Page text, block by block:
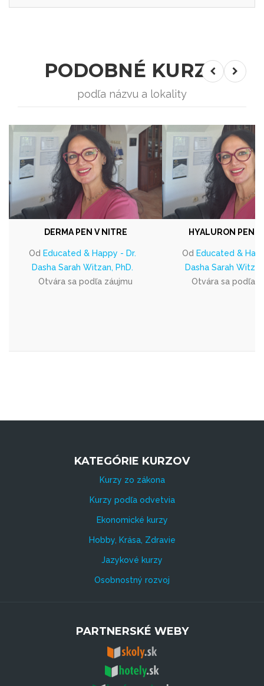
PODOBNÉ KURZY
podľa názvu a lokality
DERMA PEN V NITRE
Od Educated & Happy - Dr.
Dasha Sarah Witzan, PhD.
Otvára sa podľa záujmu
HYALURON PEN V
Od Educated &
Dasha Sarah
Otvára sa podľa
KATEGÓRIE KURZOV
Kurzy zo zákona
Kurzy podľa odvetvia
Ekonomické kurzy
Hobby, Krása, Zdravie
Jazykové kurzy
Osobnostný rozvoj
PARTNERSKÉ WEBY